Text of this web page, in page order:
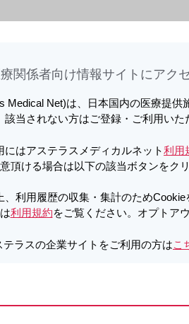
利用履歴の収集・集計のため
す。詳しくは
の今 ～患者さんに寄り添うチーム医療 チ
さんに寄り添うチー
づいたチーム医療は治療成績に大
関係者向け情報サイトに​アク
Medical Net)は、日本国内の医療提供
当されない方はご登録・ご利用いた
にはアステラスメディカルネット利用
頂ける場合は以下の該当ボタンをク
利用履歴の収集・集計のため
利用規約をご覧ください。オプトア
テラスの企業サイトをご利用の方はこ